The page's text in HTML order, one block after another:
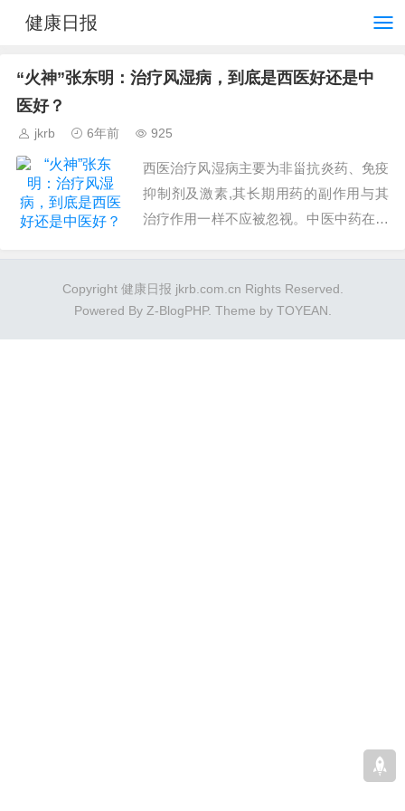
健康日报
“火神”张东明：治疗风湿病，到底是西医好还是中
医好？
jkrb 6年前 925
西医治疗风湿病主要为非甾抗炎药、免疫
抑制剂及激素,其长期用药的副作用与其
治疗作用一样不应被忽视。中医中药在风
Copyright 健康日报 jkrb.com.cn Rights Reserved.
Powered By Z-BlogPHP. Theme by TOYEAN